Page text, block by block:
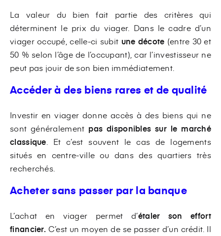
La valeur du bien fait partie des critères qui
déterminent le prix du viager. Dans le cadre d’un
viager occupé, celle-ci subit une décote (entre 30 et
50 % selon l’âge de l’occupant), car l’investisseur ne
peut pas jouir de son bien immédiatement.
Accéder à des biens rares et de qualité
Investir en viager donne accès à des biens qui ne
sont généralement pas disponibles sur le marché
classique . Et c’est souvent le cas de logements
situés en centre-ville ou dans des quartiers très
recherchés.
Acheter sans passer par la banque
L’achat en viager permet d’étaler son effort
financier. C’est un moyen de se passer d’un crédit. Il